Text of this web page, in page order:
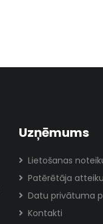
Uzņēmums
Lietošanas
Patērētāja
Datu privātuma
Kontakti